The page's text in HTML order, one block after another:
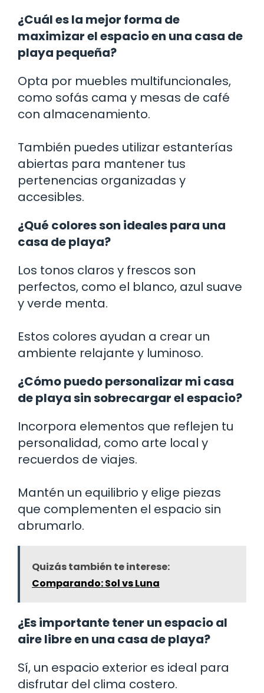
¿Cuál es la mejor forma de
maximizar el espacio en una casa de
playa pequeña?
Opta por muebles multifuncionales,
como sofás cama y mesas de café
con almacenamiento.
También puedes utilizar estanterías
abiertas para mantener tus
pertenencias organizadas y
accesibles.
¿Qué colores son ideales para una
casa de playa?
Los tonos claros y frescos son
perfectos, como el blanco, azul suave
y verde menta.
Estos colores ayudan a crear un
ambiente relajante y luminoso.
¿Cómo puedo personalizar mi casa
de playa sin sobrecargar el espacio?
Incorpora elementos que reflejen tu
personalidad, como arte local y
recuerdos de viajes.
Mantén un equilibrio y elige piezas
que complementen el espacio sin
abrumarlo.
Quizás también te interese:
Comparando: Sol vs Luna
¿Es importante tener un espacio al
aire libre en una casa de playa?
Sí, un espacio exterior es ideal para
disfrutar del clima costero.